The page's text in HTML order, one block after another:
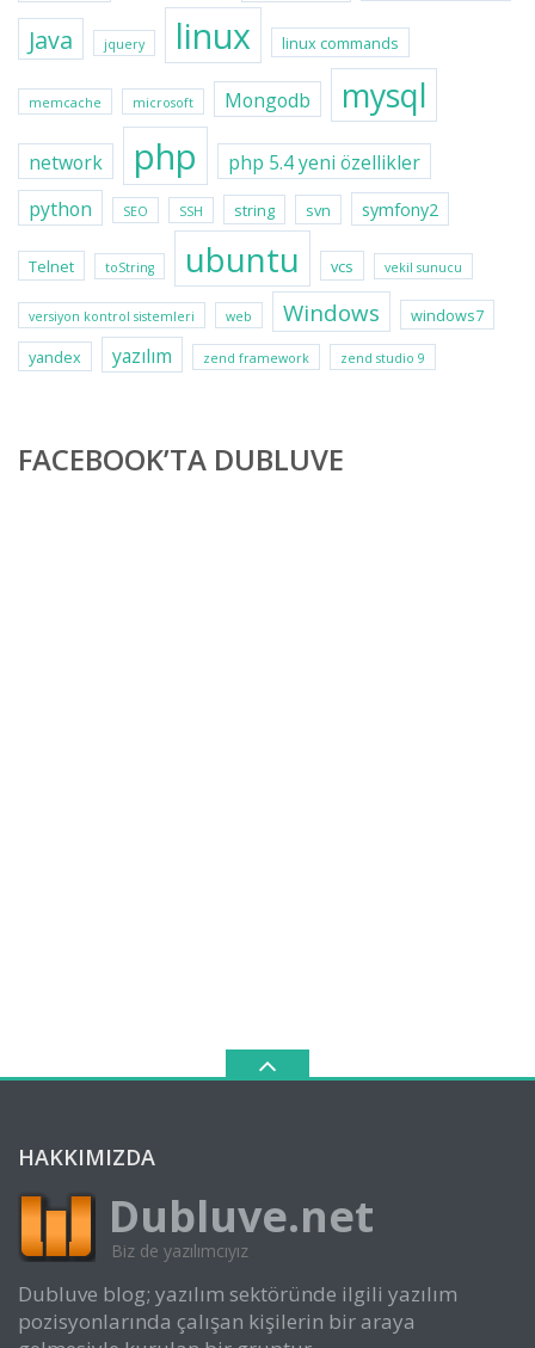
Java jquery linux linux commands
memcache microsoft Mongodb mysql
network php
php 5.4 yeni özellikler
python
SEO SSH string svn symfony2
Telnet toString ubuntu vcs vekil sunucu
versiyon kontrol sistemleri web Windows
windows7
yandex
yazılım zend framework zend studio 9
FACEBOOK’TA DUBLUVE
HAKKIMIZDA
Dubluve.net
Biz de yazılımcıyız
Dubluve blog; yazılım sektöründe ilgili yazılım
pozisyonlarında çalışan kişilerin bir araya